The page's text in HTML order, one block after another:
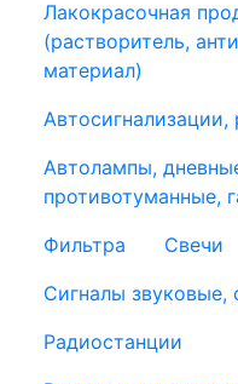
Лакокрасочная
(растворитель,
материал)
Автосигнализации,
Автолампы,
противотуманные,
Фильтра
Свечи
Сигналы звуковые,
Радиостанции